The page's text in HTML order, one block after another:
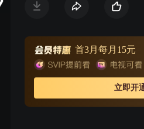
型的奇袭舰史培号，击沉了大西
外英舰群集下，史培号最后自己
首3月每月15元
立即开